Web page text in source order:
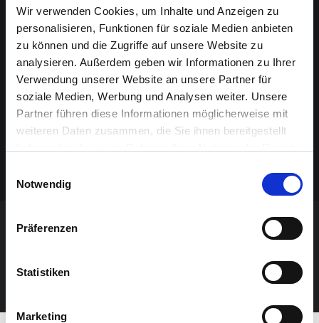
Wir verwenden Cookies, um Inhalte und Anzeigen zu
personalisieren, Funktionen für soziale Medien anbieten
zu können und die Zugriffe auf unsere Website zu
analysieren. Außerdem geben wir Informationen zu Ihrer
Verwendung unserer Website an unsere Partner für
soziale Medien, Werbung und Analysen weiter. Unsere
Partner führen diese Informationen möglicherweise mit
weiteren Daten zusammen, die Sie ihnen bereitgestellt
Notwendig
Präferenzen
Statistiken
Marketing
JETZT UNSEREN NEWSLETTER ABONNIEREN